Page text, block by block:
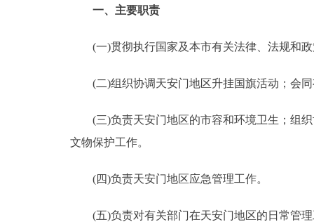
参与调查
走进北京
北京概况
一、主要职责
(一)贯彻执行国家及本市有关法律、法规和政
(二)组织协调天安门地区升挂国旗活动；会同
(三)负责天安门地区的市容和环境卫生；组织
文物保护工作。
(四)负责天安门地区应急管理工作。
(五)负责对有关部门在天安门地区的日常管理